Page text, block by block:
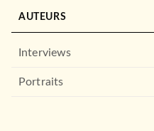
AUTEURS
Interviews
Portraits